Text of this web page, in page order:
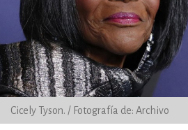
Cicely Tyson. / Fotografía de: Archivo